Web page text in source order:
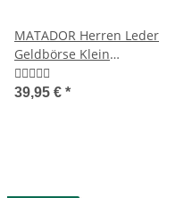
MATADOR Herren Leder
Geldbörse Klein
Ledergeldbörse Brieftasche
RFID
39,95 € *